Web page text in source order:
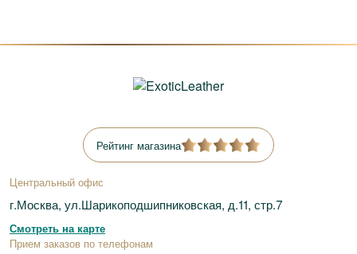
Рейтинг магазина
Центральный офис
г.Москва, ул.Шарикоподшипниковская, д.11, стр.7
Смотреть на карте
Прием заказов по телефонам